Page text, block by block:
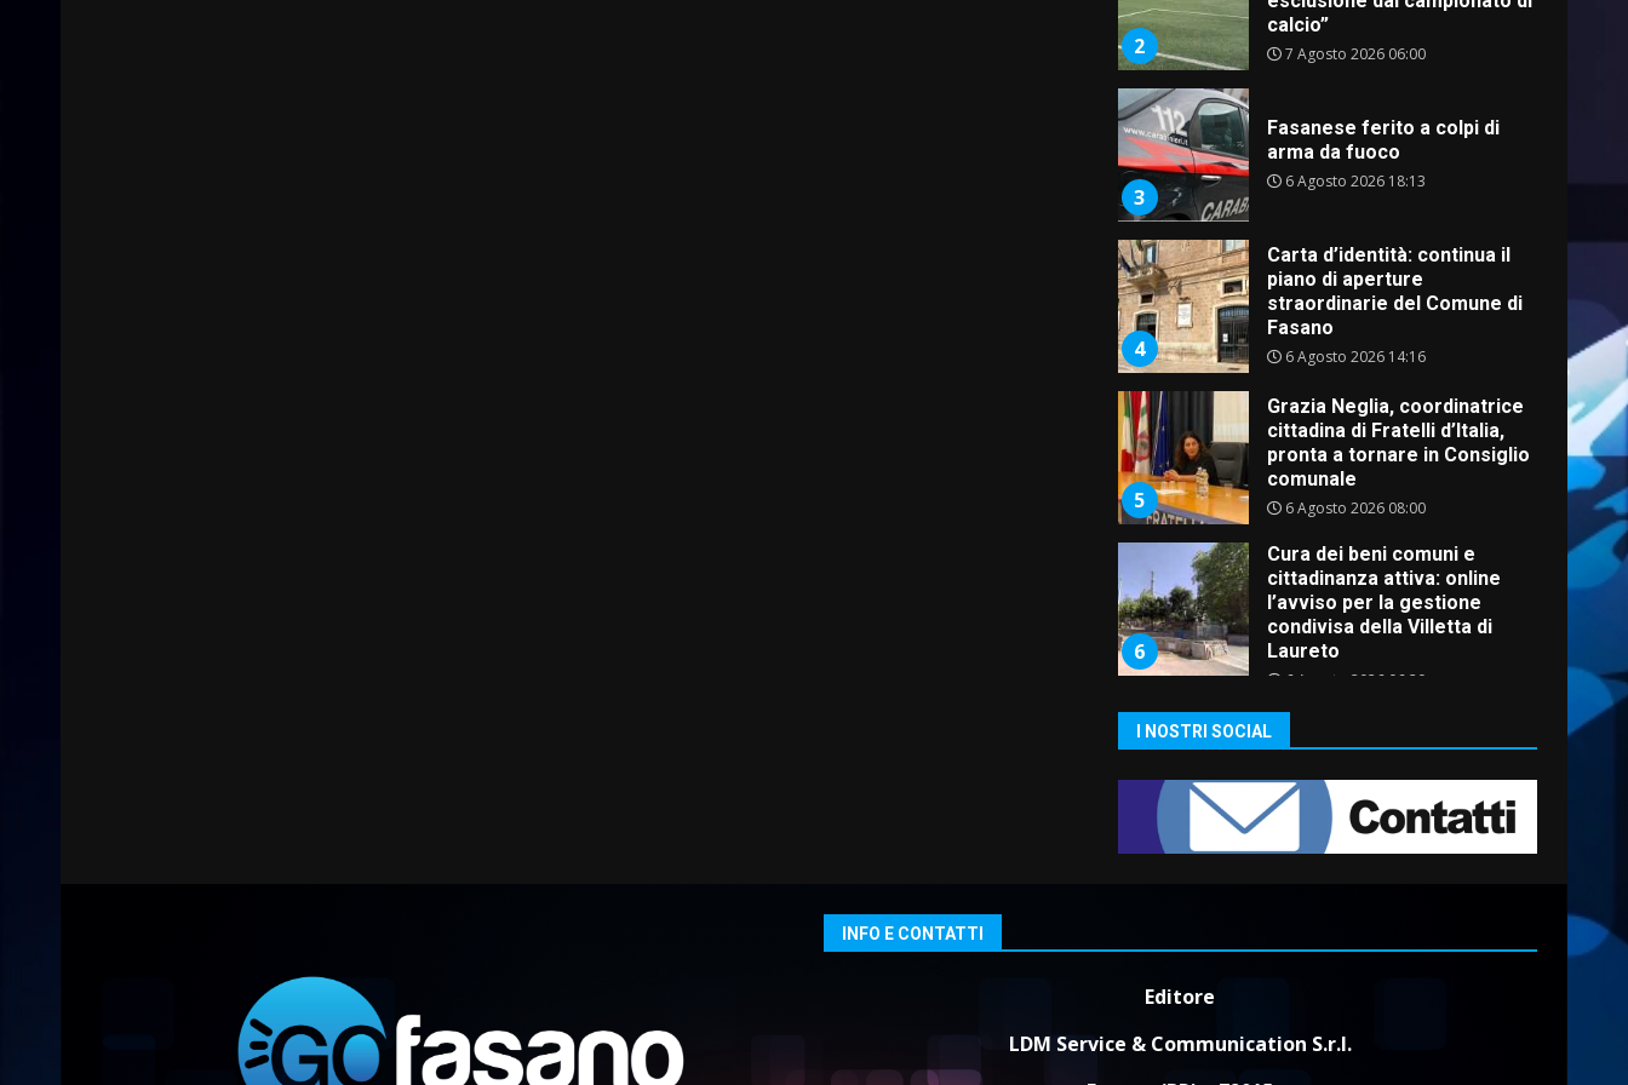
2
calcio”
7 Agosto 2026 06:00
3
Fasanese ferito a colpi di
arma da fuoco
6 Agosto 2026 18:13
4
Carta d’identità: continua il
piano di aperture
straordinarie del Comune di
Fasano
6 Agosto 2026 14:16
5
Grazia Neglia, coordinatrice
cittadina di Fratelli d’Italia,
pronta a tornare in Consiglio
comunale
6 Agosto 2026 08:00
6
Cura dei beni comuni e
cittadinanza attiva: online
l’avviso per la gestione
condivisa della Villetta di
Laureto
6 Agosto 2026 06:20
prima assoluta de “L’Albergo
6 Agosto 2026 06:15
1
“I Contestatori: Musica di
“Profonda amarezza per
I NOSTRI SOCIAL
INFO E CONTATTI
Editore
LDM Service & Communication S.r.l.